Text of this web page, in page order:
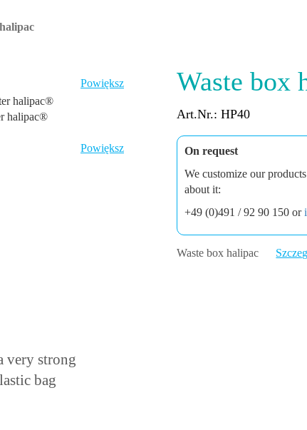
Waste box
Art.Nr.: HP40
On request
We customize our
about it:
+49 (0)491 / 92 90 150 or
Waste box halipac
Powiększ
halipac®
Powiększ
very strong
bag